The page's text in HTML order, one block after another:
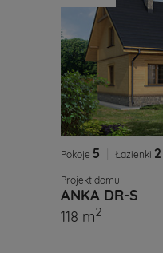
Pokoje 5 Łazienki 2
Projekt domu
ANKA DR-S
118 m2